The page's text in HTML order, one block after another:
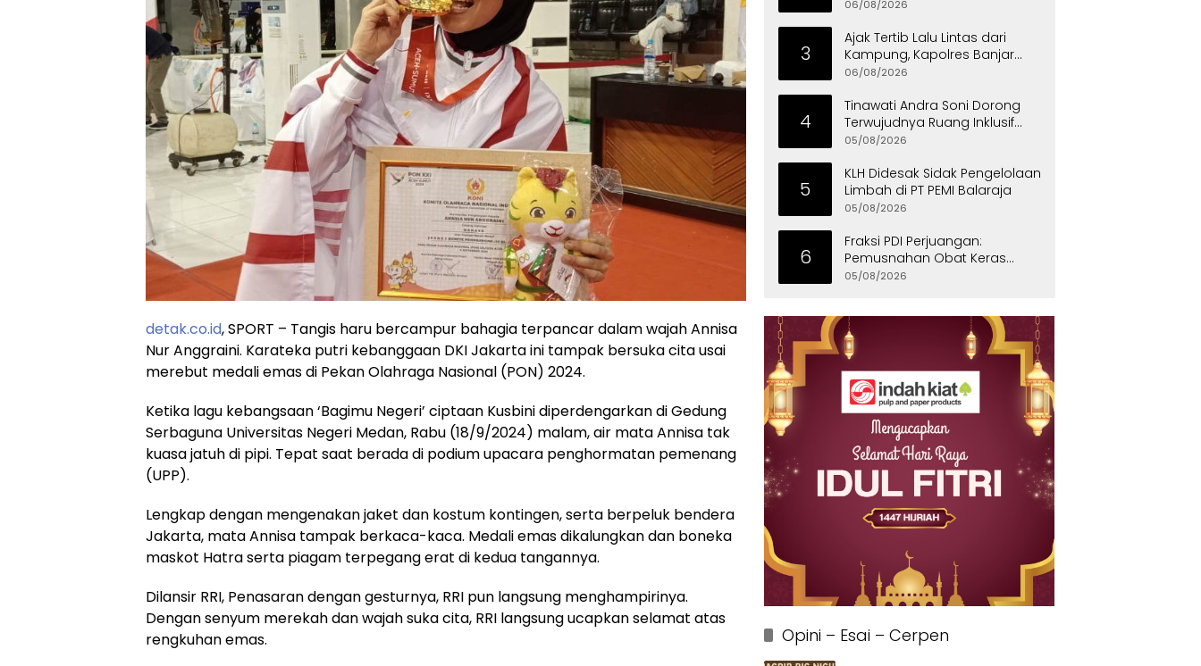
detak.co.id, SPORT – Tangis haru bercampur bahagia terpancar dalam wajah Annisa
Nur Anggraini. Karateka putri kebanggaan DKI Jakarta ini tampak bersuka cita usai
merebut medali emas di Pekan Olahraga Nasional (PON) 2024.
Ketika lagu kebangsaan ‘Bagimu Negeri’ ciptaan Kusbini diperdengarkan di Gedung
Serbaguna Universitas Negeri Medan, Rabu (18/9/2024) malam, air mata Annisa tak
kuasa jatuh di pipi. Tepat saat berada di podium upacara penghormatan pemenang
(UPP).
Lengkap dengan mengenakan jaket dan kostum kontingen, serta berpeluk bendera
Jakarta, mata Annisa tampak berkaca-kaca. Medali emas dikalungkan dan boneka
maskot Hatra serta piagam terpegang erat di kedua tangannya.
Dilansir RRI, Penasaran dengan gesturnya, RRI pun langsung menghampirinya.
Dengan senyum merekah dan wajah suka cita, RRI langsung ucapkan selamat atas
rengkuhan emas.
06/08/2026
3
Ajak Tertib Lalu Lintas dari
Kampung, Kapolres Banjar
Turun Langsung Gotong
06/08/2026
4
Tinawati Andra Soni Dorong
Terwujudnya Ruang Inklusif
bagi Anak Berkebutuhan
05/08/2026
5
KLH Didesak Sidak Pengelolaan
Limbah di PT PEMI Balaraja
05/08/2026
6
Fraksi PDI Perjuangan:
Pemusnahan Obat Keras
Selamatkan Ribuan Generasi
05/08/2026
Opini – Esai – Cerpen